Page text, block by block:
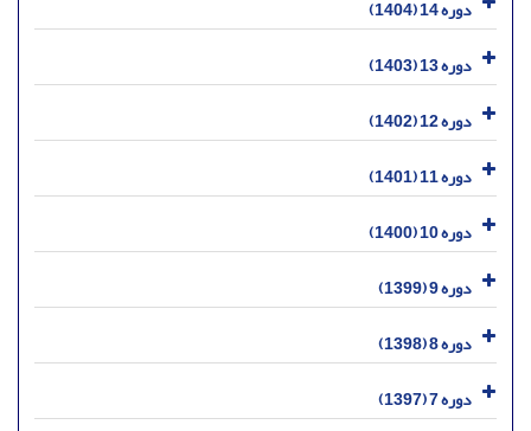
دوره 14 (1404)
دوره 13 (1403)
دوره 12 (1402)
دوره 11 (1401)
دوره 10 (1400)
دوره 9 (1399)
دوره 8 (1398)
دوره 7 (1397)